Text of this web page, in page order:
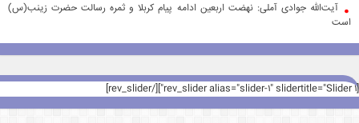
آیت‌الله جوادی آملی: نهضت اربعین ادامه پیام کربلا و ثمره رسالت حضرت زینب(س)
است
[rev_slider alias="slider-1" slidertitle="Slider 1"][/rev_slider]